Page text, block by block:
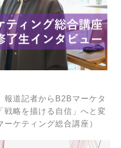
報道記者からB2Bマーケタ
略を描ける自信」へと変
ケティング総合講座）